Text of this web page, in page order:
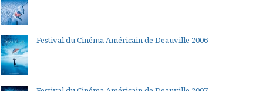
Festival du Cinéma Américain de Deauville 2006